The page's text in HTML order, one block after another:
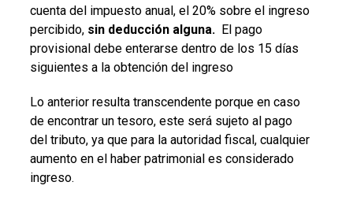
cuenta del impuesto anual, el 20% sobre el ingreso
percibido, sin deducción alguna. El pago
provisional debe enterarse dentro de los 15 días
siguientes a la obtención del ingreso
Lo anterior resulta transcendente porque en caso
de encontrar un tesoro, este será sujeto al pago
del tributo, ya que para la autoridad fiscal, cualquier
aumento en el haber patrimonial es considerado
ingreso.